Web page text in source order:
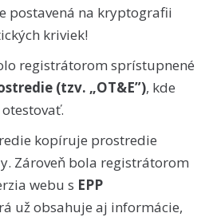
postavená na kryptografii
kriviek!
registrátorom sprístupnené
(tzv. „OT&E”), kde
kopíruje prostredie
Zároveň bola registrátorom
webu s EPP
už obsahuje aj informácie,